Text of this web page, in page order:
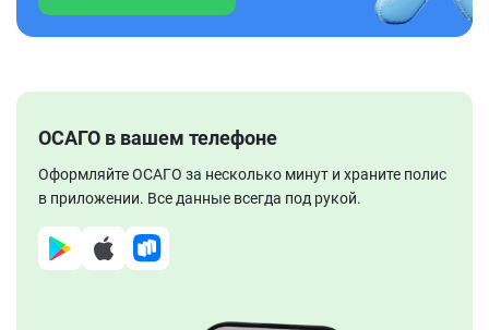
ОСАГО в вашем телефоне
Оформляйте ОСАГО за несколько минут и храните полис
в приложении. Все данные всегда под рукой.